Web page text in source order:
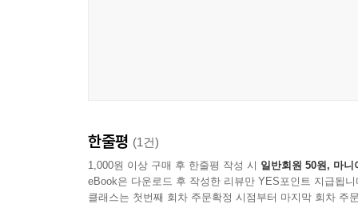
한줄평 (1건)
1,000원 이상 구매 후 한줄평 작성 시 일반회원 50원, 마니
eBook은 다운로드 후 작성한 리뷰만 YES포인트 지급됩니
클래스는 첫번째 회차 주문확정 시점부터 마지막 회차 주